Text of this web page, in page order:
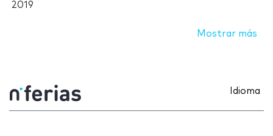
2019
Mostrar más
Idioma